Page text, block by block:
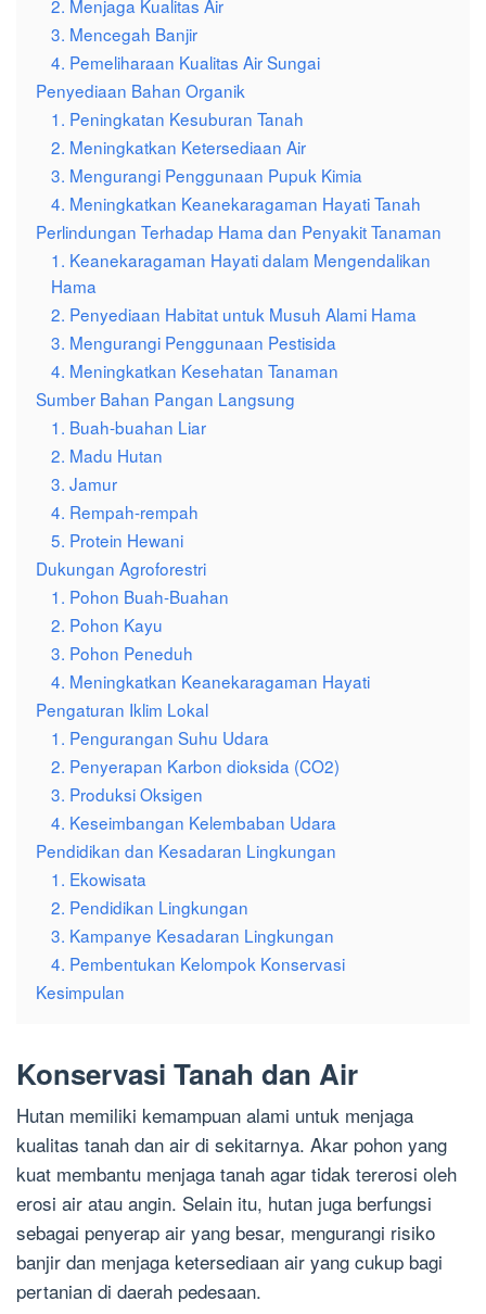
2. Menjaga Kualitas Air
3. Mencegah Banjir
4. Pemeliharaan Kualitas Air Sungai
Penyediaan Bahan Organik
1. Peningkatan Kesuburan Tanah
2. Meningkatkan Ketersediaan Air
3. Mengurangi Penggunaan Pupuk Kimia
4. Meningkatkan Keanekaragaman Hayati Tanah
Perlindungan Terhadap Hama dan Penyakit Tanaman
1. Keanekaragaman Hayati dalam Mengendalikan
Hama
2. Penyediaan Habitat untuk Musuh Alami Hama
3. Mengurangi Penggunaan Pestisida
4. Meningkatkan Kesehatan Tanaman
Sumber Bahan Pangan Langsung
1. Buah-buahan Liar
2. Madu Hutan
3. Jamur
4. Rempah-rempah
5. Protein Hewani
Dukungan Agroforestri
1. Pohon Buah-Buahan
2. Pohon Kayu
3. Pohon Peneduh
4. Meningkatkan Keanekaragaman Hayati
Pengaturan Iklim Lokal
1. Pengurangan Suhu Udara
2. Penyerapan Karbon dioksida (CO2)
3. Produksi Oksigen
4. Keseimbangan Kelembaban Udara
Pendidikan dan Kesadaran Lingkungan
1. Ekowisata
2. Pendidikan Lingkungan
3. Kampanye Kesadaran Lingkungan
4. Pembentukan Kelompok Konservasi
Kesimpulan
Konservasi Tanah dan Air
Hutan memiliki kemampuan alami untuk menjaga
kualitas tanah dan air di sekitarnya. Akar pohon yang
kuat membantu menjaga tanah agar tidak tererosi oleh
erosi air atau angin. Selain itu, hutan juga berfungsi
sebagai penyerap air yang besar, mengurangi risiko
banjir dan menjaga ketersediaan air yang cukup bagi
pertanian di daerah pedesaan.